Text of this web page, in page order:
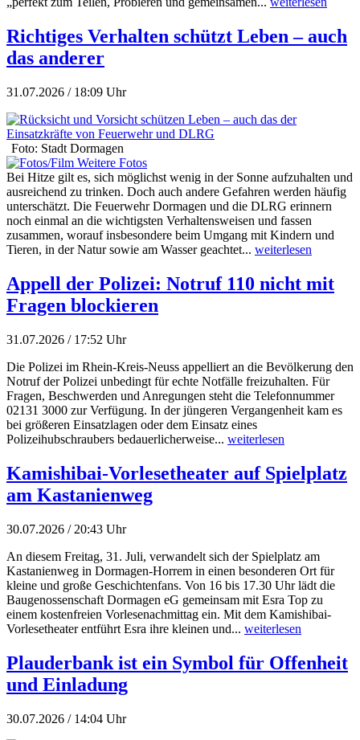
Richtiges Verhalten schützt Leben – auch
das anderer
31.07.2026 / 18:09 Uhr
Foto: Stadt Dormagen
Weitere Fotos
Bei Hitze gilt es, sich möglichst wenig in der Sonne aufzuhalten und
ausreichend zu trinken. Doch auch andere Gefahren werden häufig
unterschätzt. Die Feuerwehr Dormagen und die DLRG erinnern
noch einmal an die wichtigsten Verhaltensweisen und fassen
zusammen, worauf insbesondere beim Umgang mit Kindern und
Tieren, in der Natur sowie am Wasser geachtet... weiterlesen
Appell der Polizei: Notruf 110 nicht mit
Fragen blockieren
31.07.2026 / 17:52 Uhr
Die Polizei im Rhein-Kreis-Neuss appelliert an die Bevölkerung den
Notruf der Polizei unbedingt für echte Notfälle freizuhalten. Für
Fragen, Beschwerden und Anregungen steht die Telefonnummer
02131 3000 zur Verfügung. In der jüngeren Vergangenheit kam es
bei größeren Einsatzlagen oder dem Einsatz eines
Polizeihubschraubers bedauerlicherweise... weiterlesen
Kamishibai-Vorlesetheater auf Spielplatz
am Kastanienweg
30.07.2026 / 20:43 Uhr
An diesem Freitag, 31. Juli, verwandelt sich der Spielplatz am
Kastanienweg in Dormagen-Horrem in einen besonderen Ort für
kleine und große Geschichtenfans. Von 16 bis 17.30 Uhr lädt die
Baugenossenschaft Dormagen eG gemeinsam mit Esra Top zu
einem kostenfreien Vorlesenachmittag ein. Mit dem Kamishibai-
Vorlesetheater entführt Esra ihre kleinen und... weiterlesen
Plauderbank ist ein Symbol für Offenheit
und Einladung
30.07.2026 / 14:04 Uhr